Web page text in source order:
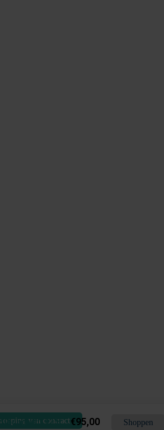
12Y €95,00 Shoppen
van contract